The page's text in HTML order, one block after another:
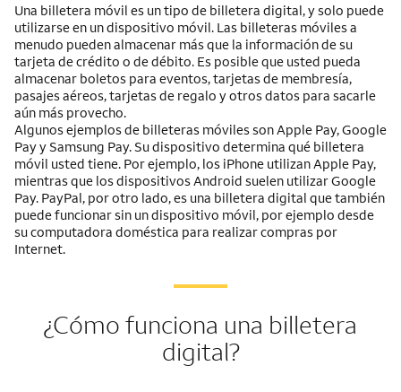
Una billetera móvil es un tipo de billetera digital, y solo puede
utilizarse en un dispositivo móvil. Las billeteras móviles a
menudo pueden almacenar más que la información de su
tarjeta de crédito o de débito. Es posible que usted pueda
almacenar boletos para eventos, tarjetas de membresía,
pasajes aéreos, tarjetas de regalo y otros datos para sacarle
aún más provecho.
Algunos ejemplos de billeteras móviles son Apple Pay, Google
Pay y Samsung Pay. Su dispositivo determina qué billetera
móvil usted tiene. Por ejemplo, los iPhone utilizan Apple Pay,
mientras que los dispositivos Android suelen utilizar Google
Pay. PayPal, por otro lado, es una billetera digital que también
puede funcionar sin un dispositivo móvil, por ejemplo desde
su computadora doméstica para realizar compras por
Internet.
¿Cómo funciona una billetera
digital?